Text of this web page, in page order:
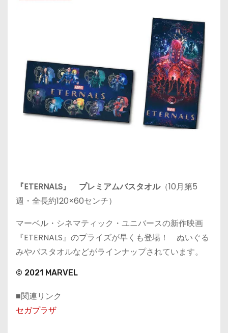
『ETERNALS』 プレミアムバスタオル（10月第5
週・全長約120×60センチ）
マーベル・シネマティック・ユニバースの新作映画
『ETERNALS』のプライズが早くも登場！ ぬいぐる
みやバスタオルなどがラインナップされています。
© 2021 MARVEL
■関連リンク
セガプラザ